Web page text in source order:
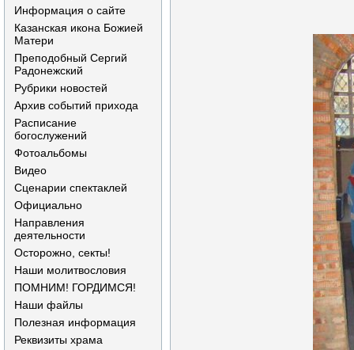
Информация о сайте
Казанская икона Божией
Матери
Преподобный Сергий
Радонежский
Рубрики новостей
Архив событий прихода
Расписание
богослужений
Фотоальбомы
Видео
Сценарии спектаклей
Официально
Направления
деятельности
Осторожно, секты!
Наши молитвословия
ПОМНИМ! ГОРДИМСЯ!
Наши файлы
Полезная информация
Реквизиты храма